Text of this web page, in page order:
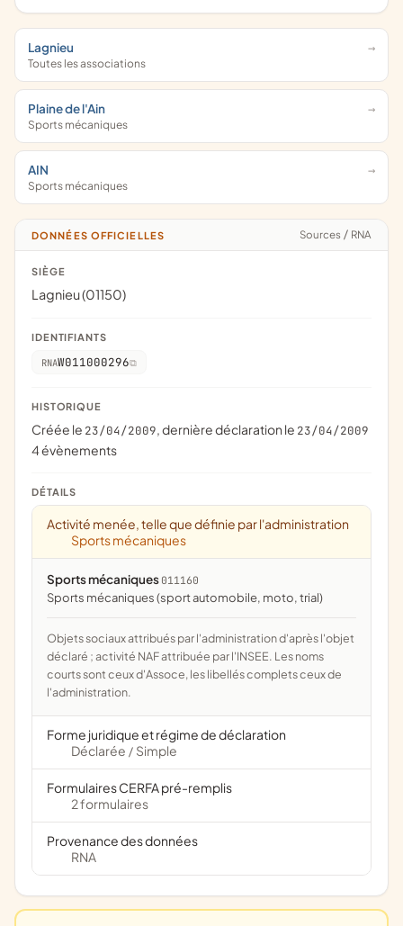
Lagnieu
Toutes les associations
Plaine de l'Ain
Sports mécaniques
AIN
Sports mécaniques
DONNÉES OFFICIELLES Sources / RNA
SIÈGE
Lagnieu (01150)
IDENTIFIANTS
RNAW011000296
HISTORIQUE
Créée le 23/04/2009, dernière déclaration le 23/04/2009
4 évènements
DÉTAILS
Activité menée, telle que définie par l'administration
Sports mécaniques
Sports mécaniques 011160
Sports mécaniques (sport automobile, moto, trial)
Objets sociaux attribués par l'administration d'après l'objet
déclaré ; activité NAF attribuée par l'INSEE. Les noms
courts sont ceux d'Assoce, les libellés complets ceux de
l'administration.
Forme juridique et régime de déclaration
Déclarée / Simple
Formulaires CERFA pré-remplis
2 formulaires
Provenance des données
RNA